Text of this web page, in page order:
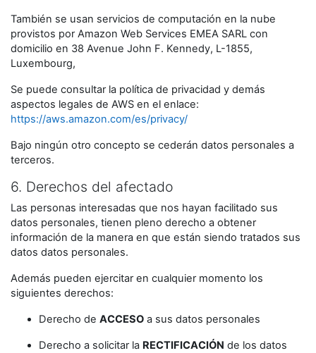
También se usan servicios de computación en la nube
provistos por Amazon Web Services EMEA SARL con
domicilio en 38 Avenue John F. Kennedy, L-1855,
Luxembourg,
Se puede consultar la política de privacidad y demás
aspectos legales de AWS en el enlace:
https://aws.amazon.com/es/privacy/
Bajo ningún otro concepto se cederán datos personales a
terceros.
6. Derechos del afectado
Las personas interesadas que nos hayan facilitado sus
datos personales, tienen pleno derecho a obtener
información de la manera en que están siendo tratados sus
datos datos personales.
Además pueden ejercitar en cualquier momento los
siguientes derechos:
Derecho de ACCESO a sus datos personales
Derecho a solicitar la RECTIFICACIÓN de los datos